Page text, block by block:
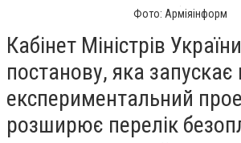
Фото: Арміяінформ
Кабінет Міністрів
постанову, яка запускає
експериментальний
розширює перелік